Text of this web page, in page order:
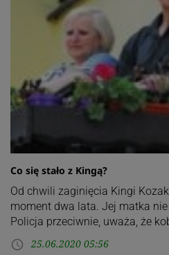
Co się stało z Kingą?
Od chwili zaginięcia Kingi
moment dwa lata. Jej matka
Policja przeciwnie, uważa, że
access_time 25.06.2020 05:56